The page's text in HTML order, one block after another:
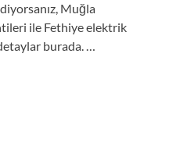
Muğla
ile Fethiye elektrik
burada. …